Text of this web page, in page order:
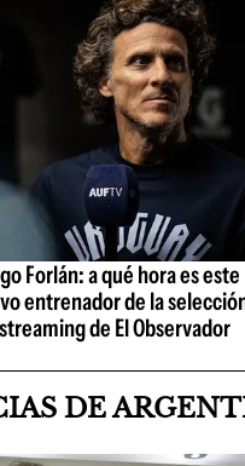
Forlán: a qué hora es
entrenador de la
de El Observador
DE